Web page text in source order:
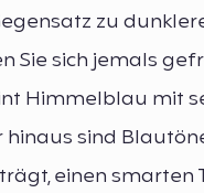
zu
Sie sich jemals
Himmelblau mit
hinaus sind
einen